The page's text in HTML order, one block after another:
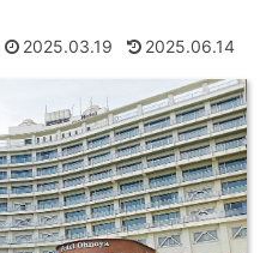
2025.03.19 2025.06.14